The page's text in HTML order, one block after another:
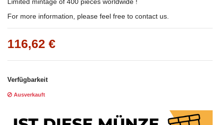
Limited mintage of 400 pieces worldwide !
For more information, please feel free to contact us.
116,62 €
Verfügbarkeit
Ausverkauft